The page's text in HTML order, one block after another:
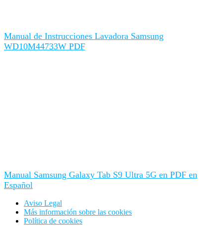
Manual de Instrucciones Lavadora Samsung
WD10M44733W PDF
Manual Samsung Galaxy Tab S9 Ultra 5G en PDF en
Español
Aviso Legal
Más información sobre las cookies
Política de cookies